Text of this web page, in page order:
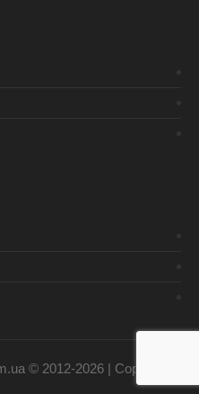
© 2012-2026 | Copyright